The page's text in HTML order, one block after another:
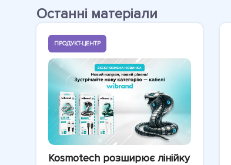
Останні матеріали
ПРОДУКТ-ЦЕНТР
Kosmotech розширює лінійку